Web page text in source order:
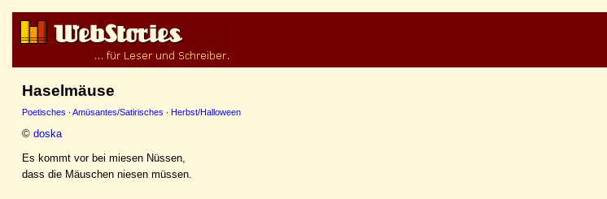
Haselmäuse
Poetisches · Amüsantes/Satirisches · Herbst/Halloween
© doska
Es kommt vor bei miesen Nüssen,
dass die Mäuschen niesen müssen.